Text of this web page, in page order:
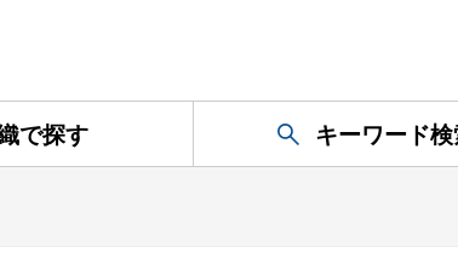
で探す キーワード